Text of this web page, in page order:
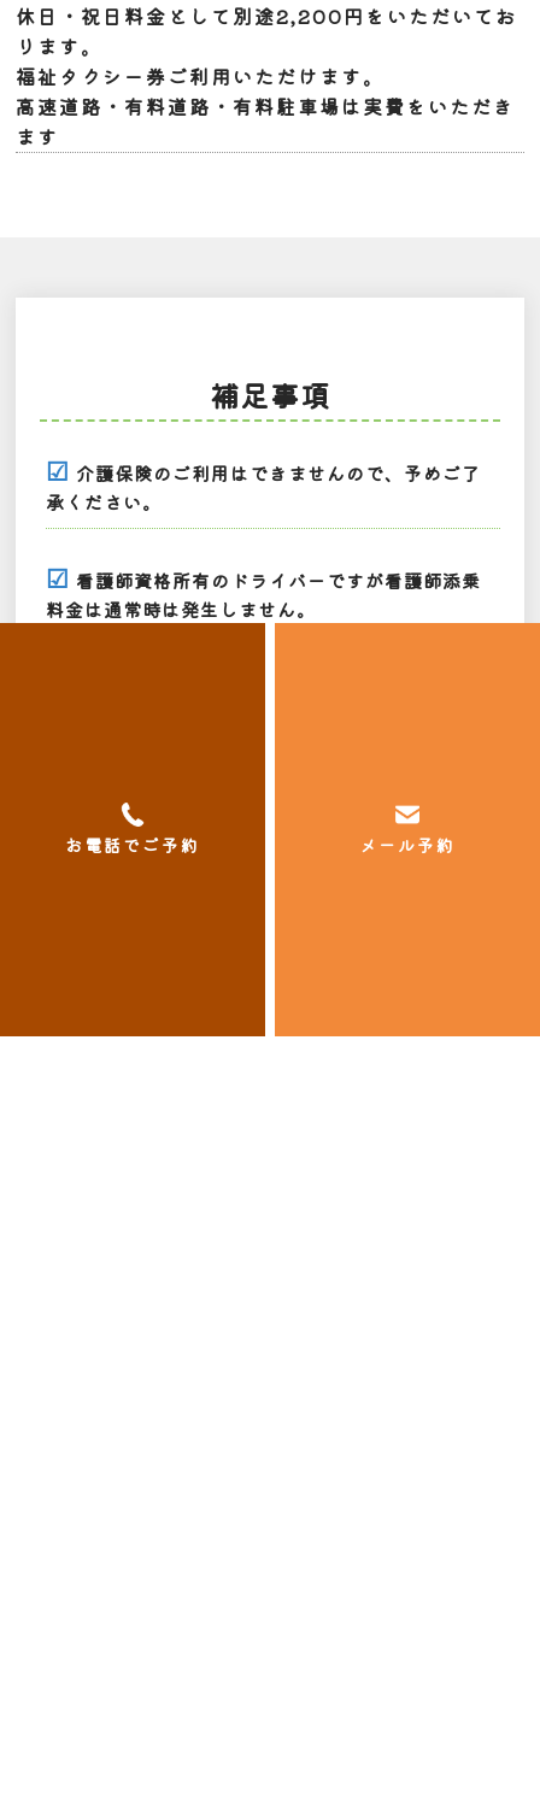
お電話でご予約 メール予約
休日・祝日料金として別途2,200円をいただいてお
ります。
福祉タクシー券ご利用いただけます。
高速道路・有料道路・有料駐車場は実費をいただき
ます
補足事項
介護保険のご利用はできませんので、予めご了
承ください。
看護師資格所有のドライバーですが看護師添乗
料金は通常時は発生しません。